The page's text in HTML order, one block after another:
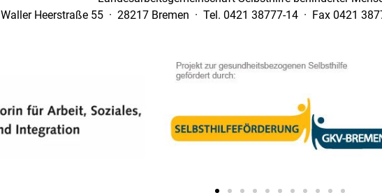
Waller Heerstraße 55 · 28217 Bremen · Tel. 0421 38777-14 · Fax 0421